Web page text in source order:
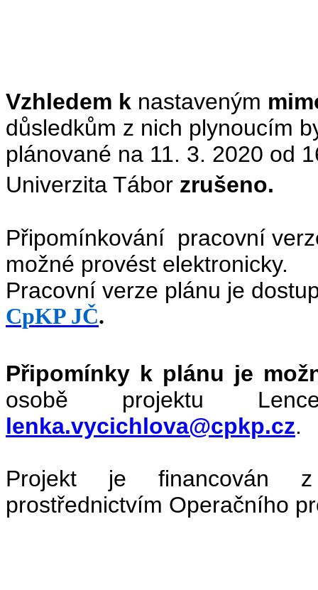
Vzhledem k nastaveným
důsledkům z nich plynoucím
plánované na 11. 3. 2020 od
Univerzita Tábor zrušeno.
Připomínkování pracovní
možné provést elektronicky.
Pracovní verze plánu je
CpKP JČ.
Připomínky k plánu je
osobě projektu
lenka.vycichlova@cpkp.cz.
Projekt je financován z
prostřednictvím Operačního